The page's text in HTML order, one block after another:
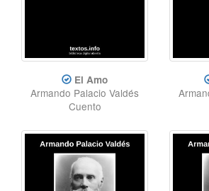
El Amo
Armando Palacio Valdés
Cuento